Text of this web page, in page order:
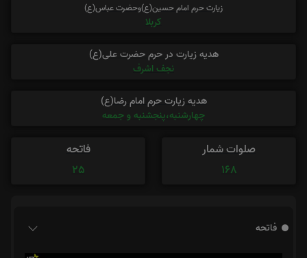
زیارت حرم امام حسین(ع)وحضرت عباس(ع)
کربلا
هدیه زیارت در حرم حضرت علی(ع)
نجف اشرف
هدیه زیارت حرم امام رضا(ع)
چهارشنبه،پنجشنبه و جمعه
صلوات شمار
168
فاتحه
25
فاتحه